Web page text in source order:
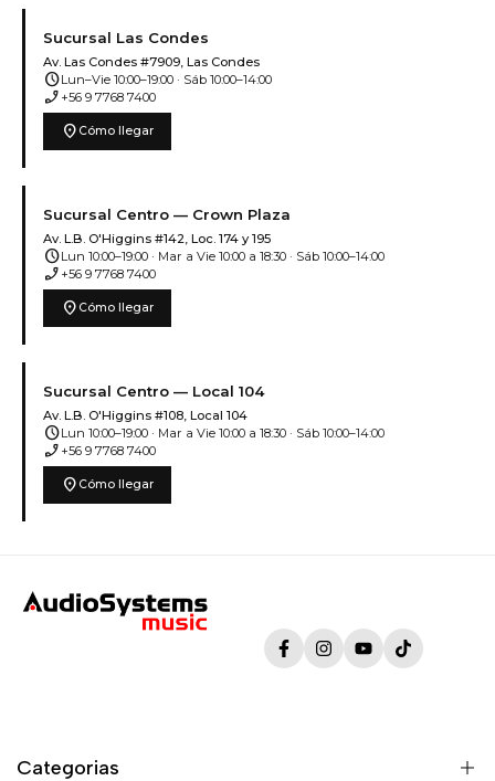
Sucursal Las Condes
Av. Las Condes #7909, Las Condes
scheduleLun–Vie 10:00–19:00 · Sáb 10:00–14:00
phone_enabled +56 9 7768 7400
location_on Cómo llegar
Sucursal Centro — Crown Plaza
Av. L.B. O'Higgins #142, Loc. 174 y 195
scheduleLun 10:00–19:00 · Mar a Vie 10:00 a 18:30 · Sáb 10:00–14:00
phone_enabled +56 9 7768 7400
location_on Cómo llegar
Sucursal Centro — Local 104
Av. L.B. O'Higgins #108, Local 104
scheduleLun 10:00–19:00 · Mar a Vie 10:00 a 18:30 · Sáb 10:00–14:00
phone_enabled +56 9 7768 7400
location_on Cómo llegar
FacebookInstagramYouTubeTikTok
Categorias